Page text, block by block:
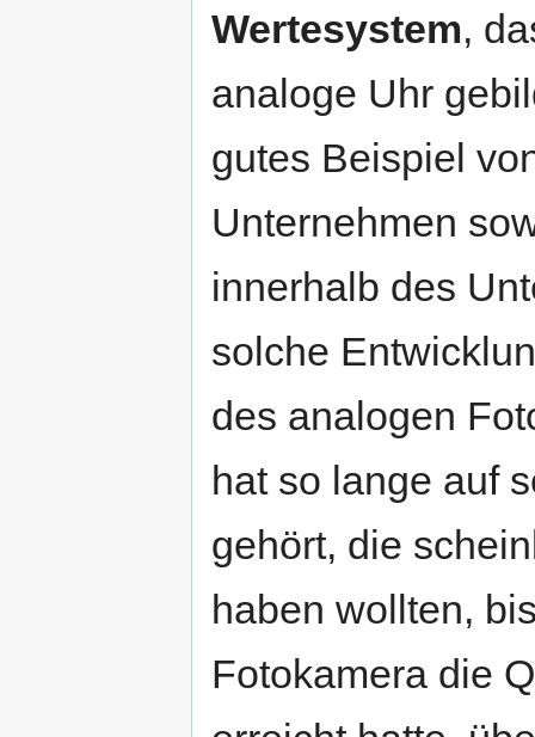
Wertesystem,
analoge Uhr
gutes Beispiel
Unternehmen
innerhalb des
solche
des analogen
hat so lange auf
gehört, die
haben wollten,
Fotokamera die